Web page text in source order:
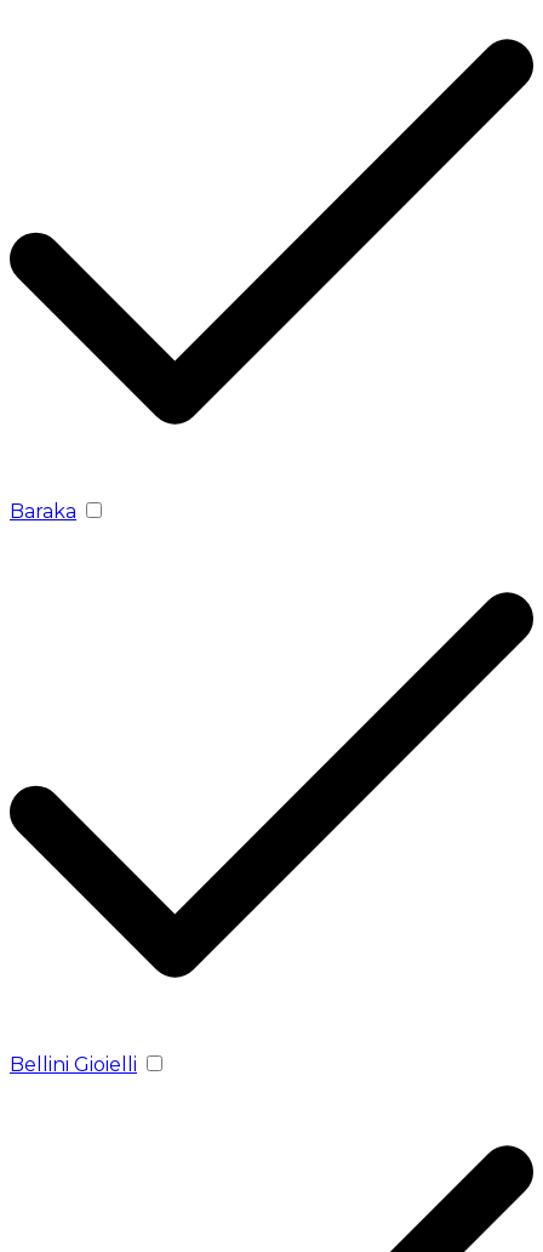
Baraka
Bellini Gioielli